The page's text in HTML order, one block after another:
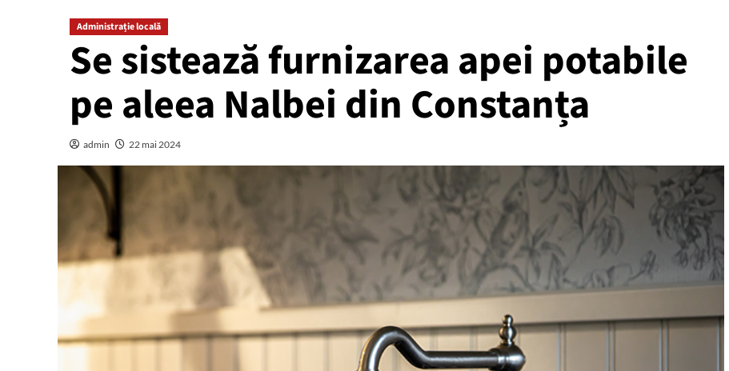
Administrație locală
Se sistează furnizarea apei potabile
pe aleea Nalbei din Constanța
admin 22 mai 2024